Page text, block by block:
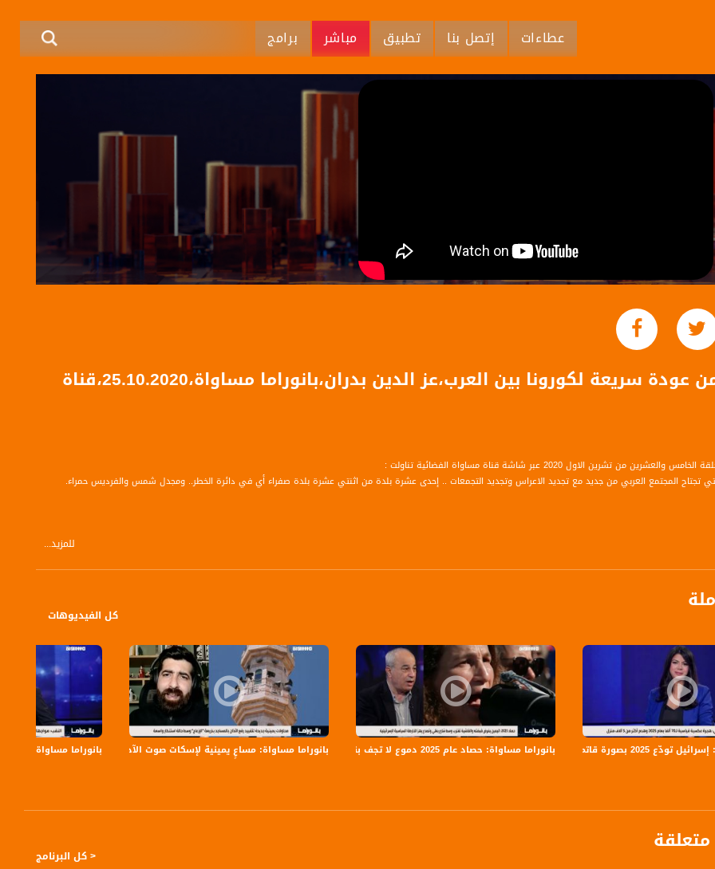
عطاءات إتصل بنا تطبيق مباشر برامج
تحذيرات من عودة سريعة لكورونا بين العرب،عز الدين بدران،بانوراما مساواة،25.10.2020،قناة
من تشرين الاول 2020 عبر شاشة قناة مساواة الفضائية تناولت :
تجتاح المجتمع العربي من جديد مع تجديد الاعراس وتجديد التجمعات .. إحدى عشرة بلدة من اثنتي عشرة بلدة صفراء أي في دائرة الخطر.. ومجدل شمس والفرديس حمراء.
العربية سيئ- تجتاح المجتمع العربي موجة تالثة مجد الكروم قد تدخل مرحلة الخطر ؟
برنامج حواري يومي يناقش آخر المستجدات السياسية والإقتصادية، الثقافية والفكرية في الداخل الفلسطيني لرصد مختلف القضايا التي يعيشها المجتمع العربي هنا وإبراز تفاصيلها
مصطفى عاطف قبلاوي، مريم فرح ومرام مصلح
صوت فلسطينيي الداخل - لاول مرة منذ ٧٠ عام
للمزيد...
كل الفيديوهات
بانوراما مساواة: بن بانوراما مساواة: مساعٍ يمينية لإسكات صوت الآذان بانوراما مساواة: حصاد عام 2025 دموع لا تجف بنار الجريمة و اليمين يفرض قبضته والفاشية تقترب 2025 بصورة قاتمة
< كل البرنامج